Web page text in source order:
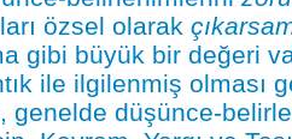
özsel olarak
gibi büyük bir değeri
ile ilgilenmiş olması
genelde düşünce-